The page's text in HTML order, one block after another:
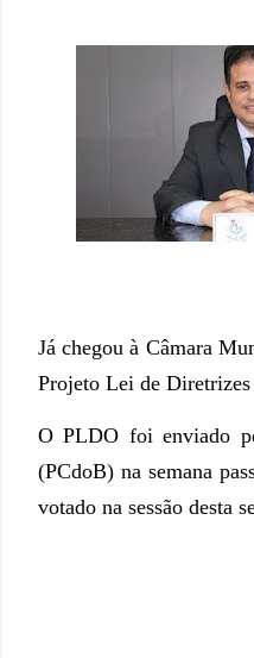
Já chegou à Câmara
Projeto Lei de
O PLDO foi enviado
(PCdoB) na semana
votado na sessão desta